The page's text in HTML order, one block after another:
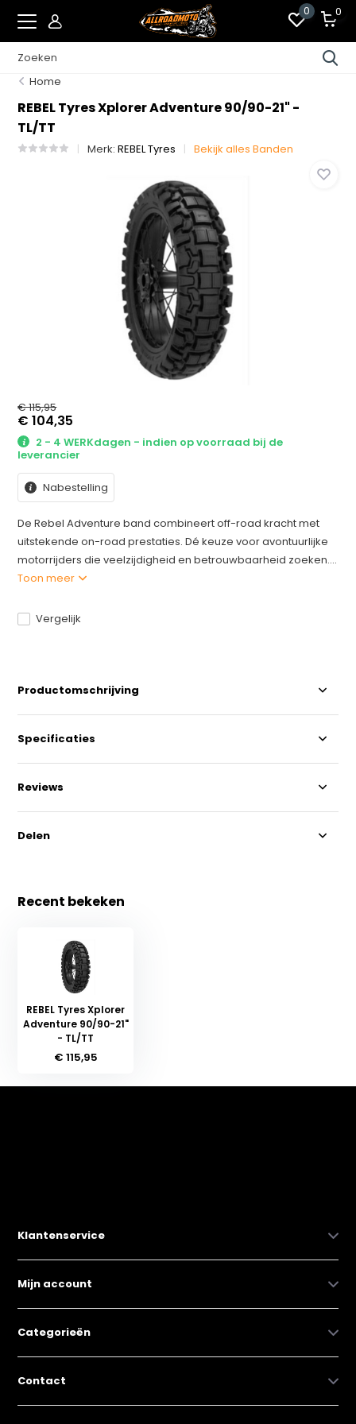
0 0
Home
REBEL Tyres Xplorer Adventure 90/90-21" -
TL/TT
Merk:REBEL Tyres Bekijk alles Banden
€ 115,95
€ 104,35
2 - 4 WERKdagen - indien op voorraad bij de
leverancier
Nabestelling
De Rebel Adventure band combineert off-road kracht met
uitstekende on-road prestaties. Dé keuze voor avontuurlijke
motorrijders die veelzijdigheid en betrouwbaarheid zoeken....
Toon meer
Vergelijk
Productomschrijving
Specificaties
Reviews
Delen
Recent bekeken
REBEL Tyres Xplorer
Adventure 90/90-21"
- TL/TT
€ 115,95
Klantenservice
Mijn account
Categorieën
Contact